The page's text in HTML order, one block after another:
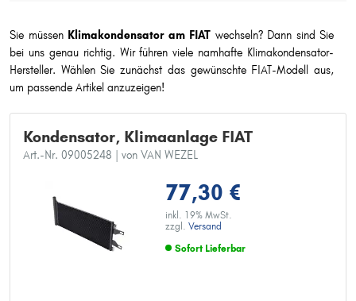
Sie müssen Klimakondensator am FIAT wechseln? Dann sind Sie
bei uns genau richtig. Wir führen viele namhafte Klimakondensator-
Hersteller. Wählen Sie zunächst das gewünschte FIAT-Modell aus,
um passende Artikel anzuzeigen!
Kondensator, Klimaanlage FIAT
Art.-Nr. 09005248 | von VAN WEZEL
77,30 €
inkl. 19% MwSt.
zzgl. Versand
Sofort Lieferbar